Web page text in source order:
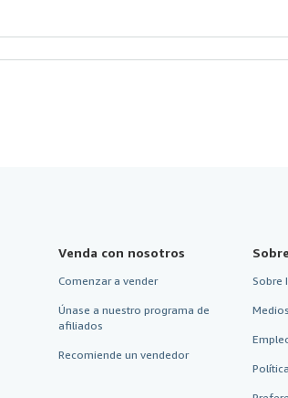
Venda con nosotros
Comenzar a vender
Únase a nuestro programa de
afiliados
Recomiende un vendedor
Sobre
Medios